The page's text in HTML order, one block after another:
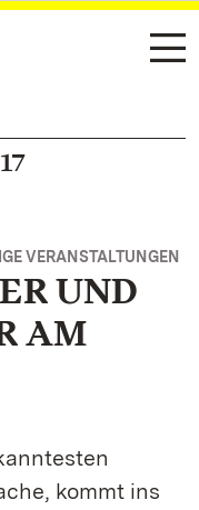
VERANSTALTUNGEN
UND
AM
kommt ins